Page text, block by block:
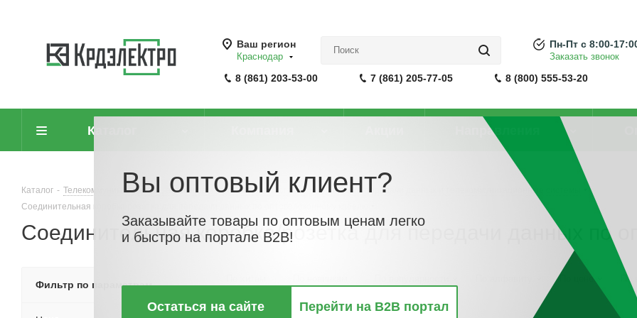
Ваш регион
Краснодар
8 (861) 203-53-00 7 (861) 205-77-05 8 (800) 555-53-20
Пн-Пт с 8:00-
Заказать звонок
Каталог Направления
Каталог - Телекоммуникационные, антенные и спутниковые системы - Системы передачи данных и телекоммуникационные системы
Соединительная коробка/розетка для передачи данных по оптоволоконному кабелю
Соединительная коробка/розетка для передачи данных по
По цене По
Фильтр по параметрам
Вы оптовый клиент?
Заказывайте товары по оптовым ценам легко
и быстро на портале B2B!
Остаться на сайте Перейти на B2B портал